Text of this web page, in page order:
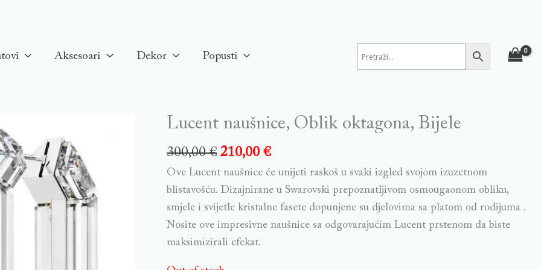
Aksesoari Dekor Popusti
Lucent naušnice, Oblik oktagona, Bijele
300,00€ 210,00€
Ove Lucent naušnice će unijeti raskoš u svaki izgled svojom izuzetnom
blistavošću. Dizajnirane u Swarovski prepoznatljivom osmougaonom obliku,
smjele i svijetle kristalne fasete dopunjene su djelovima sa platom od rodijuma .
Nosite ove impresivne naušnice sa odgovarajućim Lucent prstenom da biste
maksimizirali efekat.